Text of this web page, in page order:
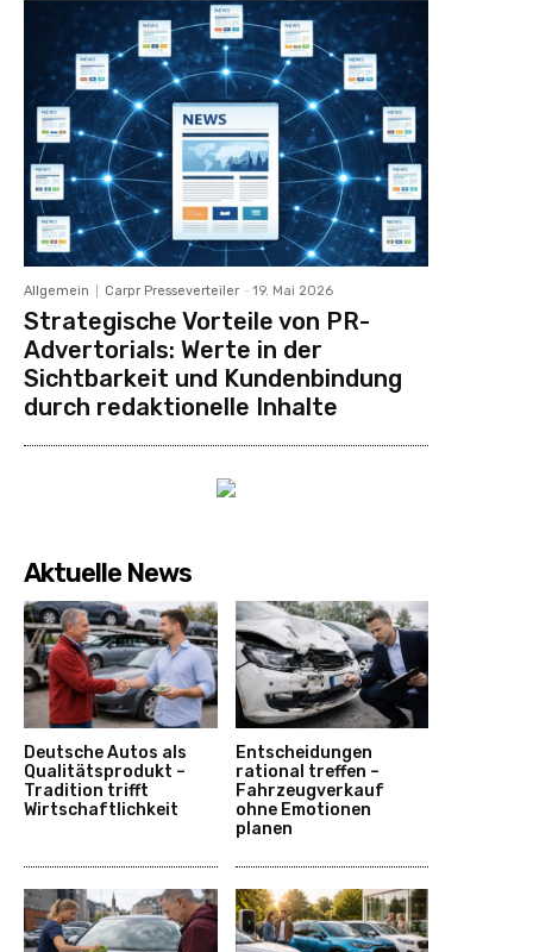
Allgemein Carpr Presseverteiler - 19. Mai 2026
Strategische Vorteile von PR-
Advertorials: Werte in der
Sichtbarkeit und Kundenbindung
durch redaktionelle Inhalte
Aktuelle News
Deutsche Autos als
Qualitätsprodukt –
Tradition trifft
Wirtschaftlichkeit
Entscheidungen
rational treffen –
Fahrzeugverkauf
ohne Emotionen
planen